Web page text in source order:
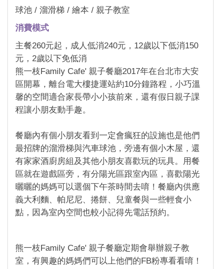
球池 / 溜滑梯 / 繪本 / 親子教室
消費模式
主餐260元起，成人低消240元，12歲以下低消150
元，2歲以下免低消
熊一枝Family Cafe' 親子餐廳2017年在台北市大安
區開幕，離台電大樓捷運站約10分鐘路程，小巧溫
馨的空間適合家長帶小小孩前來，還有假日親子課
程讓小朋友動手趣。
餐廳內有個小朋友看到一定會瘋狂的設施也是他們
最招牌的溜滑梯與汽車球池，旁邊有個小木屋，還
有家家酒廚房組及其他小朋友喜歡玩的玩具。用餐
區就在遊戲區旁，有分陽光區跟室內區，喜歡陽光
曬曬的媽媽可以選個下午茶時間去唷！餐廳內供應
義大利麵、帕尼尼、捲餅、兒童餐與一些輕食小
點，因為室內空間也較小記得先電話預約。
熊一枝Family Cafe' 親子餐廳定期會舉辦親子教
室，有興趣的媽媽們可以上他們的FB粉專看看唷！